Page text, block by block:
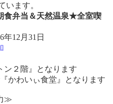
います。
食弁当＆天然温泉★全室喫
年12月31日
ン２階』となります
かわいぃ食堂』となります
≫